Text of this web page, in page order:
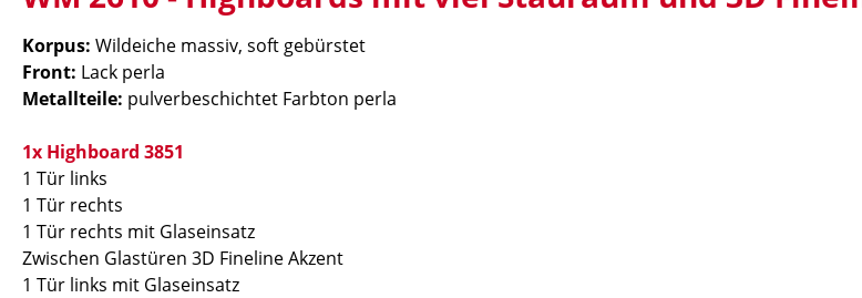
Korpus: Wildeiche massiv, soft gebürstet
Front: Lack perla
Metallteile: pulverbeschichtet Farbton perla
1x Highboard 3851
1 Tür links
1 Tür rechts
1 Tür rechts mit Glaseinsatz
Zwischen Glastüren 3D Fineline Akzent
1 Tür links mit Glaseinsatz